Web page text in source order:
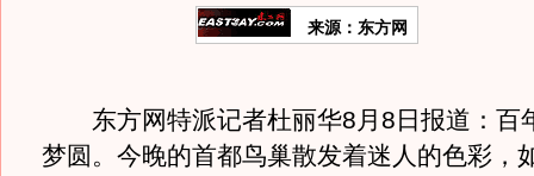
来源：东方网
东方网特派记者杜丽华8月8日报道：百
梦圆。今晚的首都鸟巢散发着迷人的色彩，